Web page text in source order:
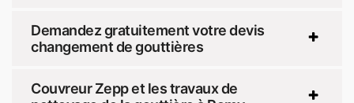
Demandez gratuitement votre devis
changement de gouttières
Couvreur Zepp et les travaux de